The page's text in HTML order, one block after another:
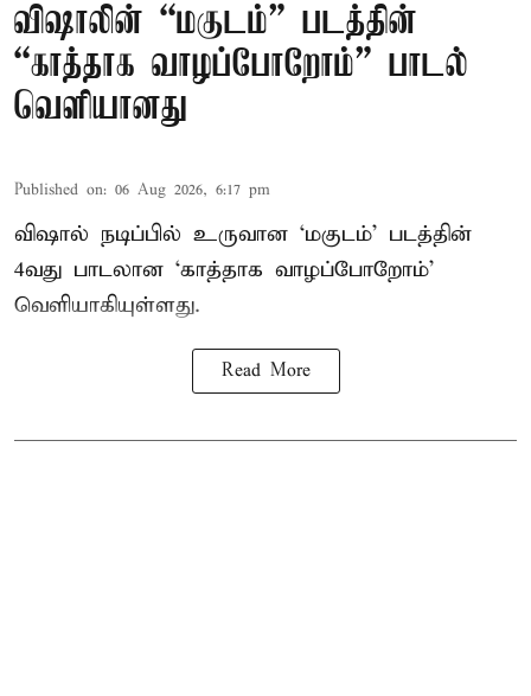
விஷாலின் “மகுடம்” படத்தின்
“காத்தாக வாழப்போறோம்” பாடல்
வெளியானது
Published on: 06 Aug 2026, 6:17 pm
விஷால் நடிப்பில் உருவான ‘மகுடம்’ படத்தின்
4வது பாடலான ‘காத்தாக வாழப்போறோம்’
வெளியாகியுள்ளது.
Read More